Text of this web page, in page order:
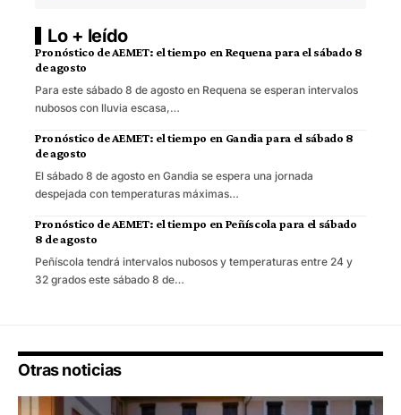
Lo + leído
Pronóstico de AEMET: el tiempo en Requena para el sábado 8
de agosto
Para este sábado 8 de agosto en Requena se esperan intervalos
nubosos con lluvia escasa,…
Pronóstico de AEMET: el tiempo en Gandia para el sábado 8
de agosto
El sábado 8 de agosto en Gandia se espera una jornada
despejada con temperaturas máximas…
Pronóstico de AEMET: el tiempo en Peñíscola para el sábado
8 de agosto
Peñíscola tendrá intervalos nubosos y temperaturas entre 24 y
32 grados este sábado 8 de…
Otras noticias